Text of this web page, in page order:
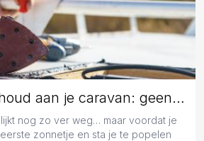
Jaarlijks onderhoud aan je caravan: geen overbodige luxe
nog zo ver weg… maar voordat je
zonnetje en sta je te popelen